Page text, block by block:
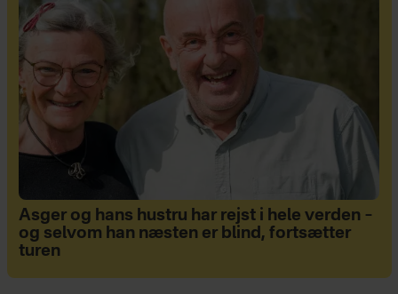
Asger og hans hustru har rejst i hele verden –
og selvom han næsten er blind, fortsætter
turen